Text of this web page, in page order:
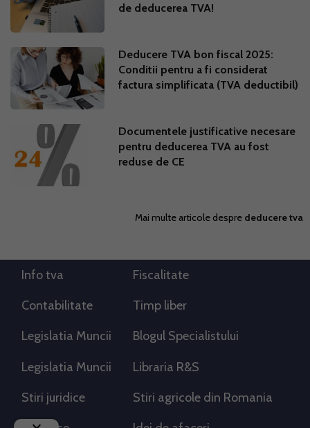
de deducerea TVA!
Deducere TVA bon fiscal 2025:
Conditii pentru a fi considerat
factura simplificata (TVA deductibil)
Documentele justificative necesare
pentru deducerea TVA au fost
reduse de CE
Mai multe articole despre deducere tva
Info tva Fiscalitate
Contabilitate Timp liber
Legislatia Muncii Blogul Specialistului
Legislatia Muncii Libraria R&S
Stiri juridice Stiri agricole din Romania